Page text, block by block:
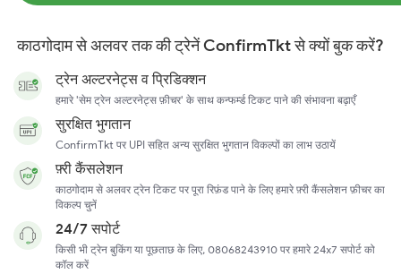
काठगोदाम से अलवर तक की ट्रेनें ConfirmTkt से क्यों बुक करें?
ट्रेन अल्टरनेट्स व प्रिडिक्शन
हमारे 'सेम ट्रेन अल्टरनेट्स फ़ीचर' के साथ कन्फर्म्ड टिकट पाने की संभावना बढ़ाएँ
सुरक्षित भुगतान
ConfirmTkt पर UPI सहित अन्य सुरक्षित भुगतान विकल्पों का लाभ उठायें
फ़्री कैंसलेशन
काठगोदाम से अलवर ट्रेन टिकट पर पूरा रिफ़ंड पाने के लिए हमारे फ़्री कैंसलेशन फ़ीचर का
विकल्प चुनें
24/7 सपोर्ट
किसी भी ट्रेन बुकिंग या पूछताछ के लिए, 08068243910 पर हमारे 24x7 सपोर्ट को
कॉल करें